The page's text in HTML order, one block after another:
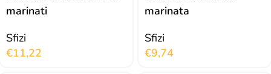
marinati
Sfizi
€11,22
marinata
Sfizi
€9,74